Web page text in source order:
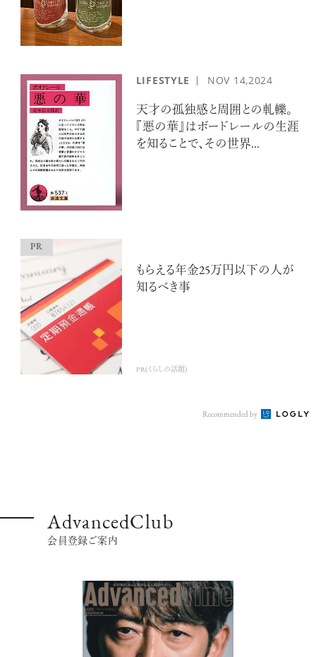
LIFESTYLE NOV 14,2024
天才の孤独感と周囲との軋轢。
『悪の華』はボードレールの生涯
を知ることで、その世界...
もらえる年金25万円以下の人が
知るべき事
PR(くらしの話題)
Recommended by
AdvancedClub
会員登録ご案内